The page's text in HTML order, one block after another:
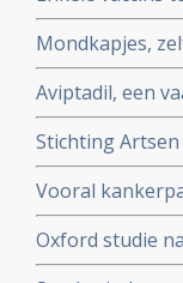
onderzocht
Mondkapjes,
tientallen
Nederlandse
Aviptadil, een
te behandelen
procent versus
Stichting
het coronavirus
Vooral
omdat hun
Oxford studie